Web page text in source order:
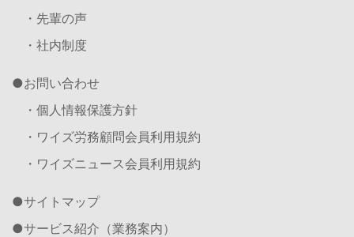
・先輩の声
・社内制度
お問い合わせ
・個人情報保護方針
・ワイズ労務顧問会員利用規約
・ワイズニュース会員利用規約
サイトマップ
サービス紹介（業務案内）